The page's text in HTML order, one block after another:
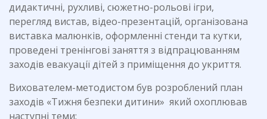
дидактичні, рухливі, сюжетно-рольові ігри,
перегляд вистав, відео-презентацій, організована
виставка малюнків, оформленні стенди та кутки,
проведені тренінгові заняття з відпрацюванням
заходів евакуації дітей з приміщення до укриття.
Вихователем-методистом був розроблений план
заходів «Тижня безпеки дитини» який охоплював
наступні теми: